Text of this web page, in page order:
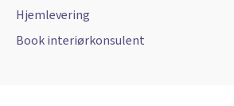
Hjemlevering
Book interiørkonsulent